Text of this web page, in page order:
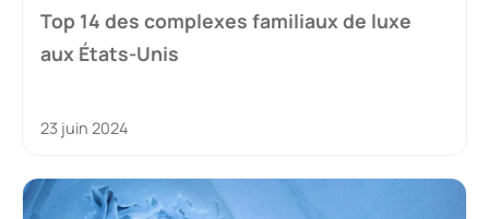
Top 14 des complexes familiaux de luxe
aux États-Unis
23 juin 2024